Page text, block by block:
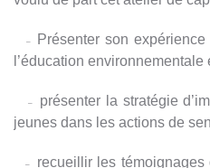
–
Présenter son
l’éducation
–
présenter la stratégie
jeunes dans les actions de
–
recueillir les